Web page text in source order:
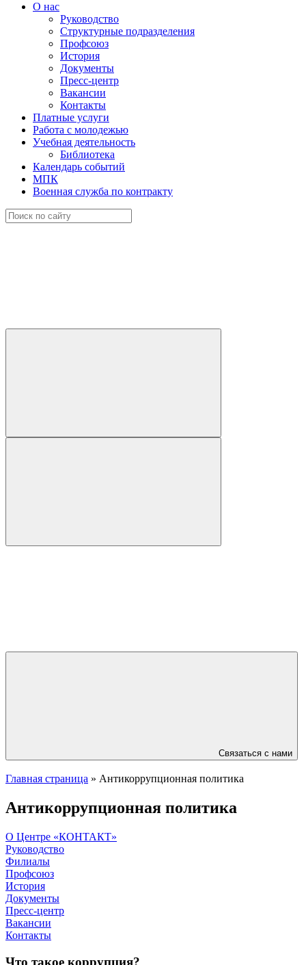
О нас
Руководство
Структурные подразделения
Профсоюз
История
Документы
Пресс-центр
Вакансии
Контакты
Платные услуги
Работа с молодежью
Учебная деятельность
Библиотека
Календарь событий
МПК
Военная служба по контракту
Связаться с нами
Главная страница » Антикоррупционная политика
Антикоррупционная политика
О Центре «КОНТАКТ»
Руководство
Филиалы
Профсоюз
История
Документы
Пресс-центр
Вакансии
Контакты
Что такое коррупция?